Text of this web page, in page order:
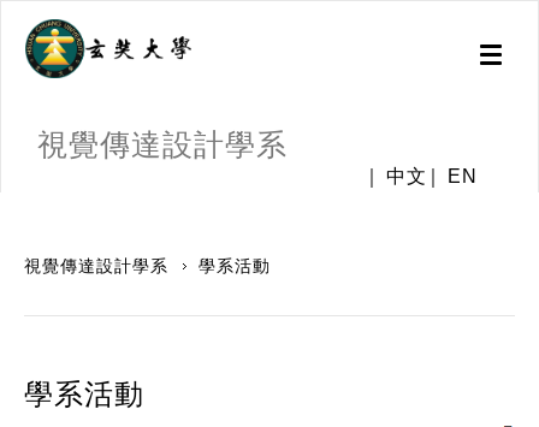
Toggle
視覺傳達設計學系
中文 EN
視覺傳達設計學系 學系活動
學系活動